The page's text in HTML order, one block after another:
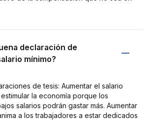
declaración de
mínimo?
de tesis: Aumentar el salario
la economía porque los
salarios podrán gastar más. Aumentar
a los trabajadores a estar dedicados